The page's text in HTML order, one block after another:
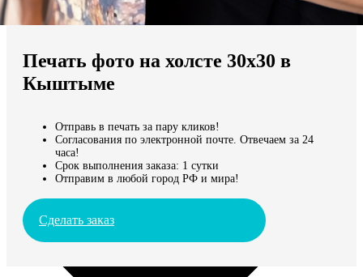
Мы доставляем по всему миру
Продолжить без города
Печать фото на холсте 30х30 в
Кыштыме
Отправь в печать за пару кликов!
Согласования по электронной почте. Отвечаем за 24
часа!
Срок выполнения заказа: 1 сутки
Отправим в любой город РФ и мира!
Сделать заказ